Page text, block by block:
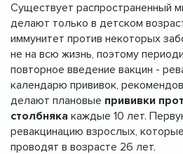
Существует распространенный
делают только в детском
иммунитет против некоторых
не на всю жизнь, поэтому
повторное введение вакцин -
календарю прививок,
делают плановые прививки
столбняка каждые 10 лет.
ревакцинацию взрослых,
проводят в возрасте 26 лет.